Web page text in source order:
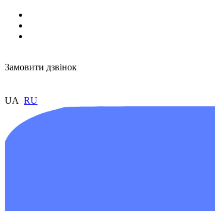
Замовити дзвінок
UA RU